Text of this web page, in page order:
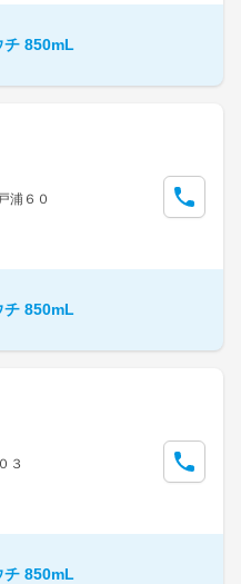
チ 850mL
浦６０
チ 850mL
３
チ 850mL